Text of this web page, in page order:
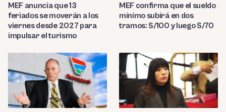
MEF anuncia que 13
feriados se moverán a los
viernes desde 2027 para
impulsar el turismo
MEF confirma que el sueldo
mínimo subirá en dos
tramos: S/100 y luego S/70